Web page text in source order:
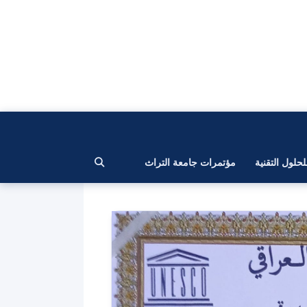
التقنية مؤتمرات جامعة التراث